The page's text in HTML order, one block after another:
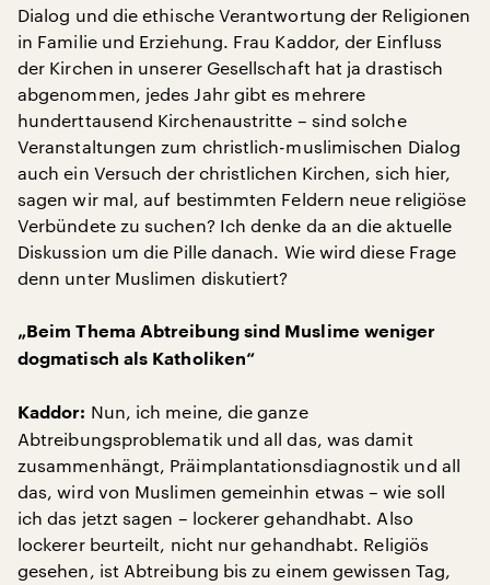
Dialog und die ethische Verantwortung der Religionen
in Familie und Erziehung. Frau Kaddor, der Einfluss
der Kirchen in unserer Gesellschaft hat ja drastisch
abgenommen, jedes Jahr gibt es mehrere
hunderttausend Kirchenaustritte – sind solche
Veranstaltungen zum christlich-muslimischen Dialog
auch ein Versuch der christlichen Kirchen, sich hier,
sagen wir mal, auf bestimmten Feldern neue religiöse
Verbündete zu suchen? Ich denke da an die aktuelle
Diskussion um die Pille danach. Wie wird diese Frage
denn unter Muslimen diskutiert?
„Beim Thema Abtreibung sind Muslime weniger
dogmatisch als Katholiken“
Kaddor: Nun, ich meine, die ganze
Abtreibungsproblematik und all das, was damit
zusammenhängt, Präimplantationsdiagnostik und all
das, wird von Muslimen gemeinhin etwas – wie soll
ich das jetzt sagen – lockerer gehandhabt. Also
lockerer beurteilt, nicht nur gehandhabt. Religiös
gesehen, ist Abtreibung bis zu einem gewissen Tag,